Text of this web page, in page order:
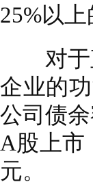
25%以上
对于直
企业的
公司债
A股上市
元。